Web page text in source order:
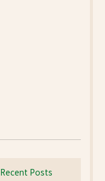
Recent Posts